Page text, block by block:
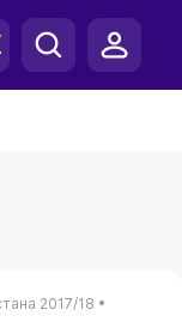
2017/18 •